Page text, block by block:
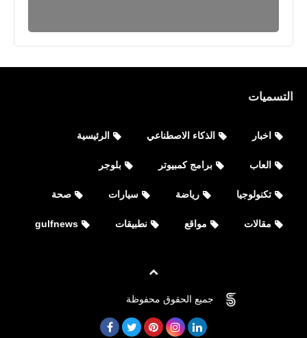
التسميات
اخبار الذكاء الاصطناعي الرئيسية
العاب برامج كمبيوتر بلوجر
تكنولوجيا رياضة سيارات صحة
مقالات مواقع نطبيقات gulfnews
جميع الحقوق محفوظة